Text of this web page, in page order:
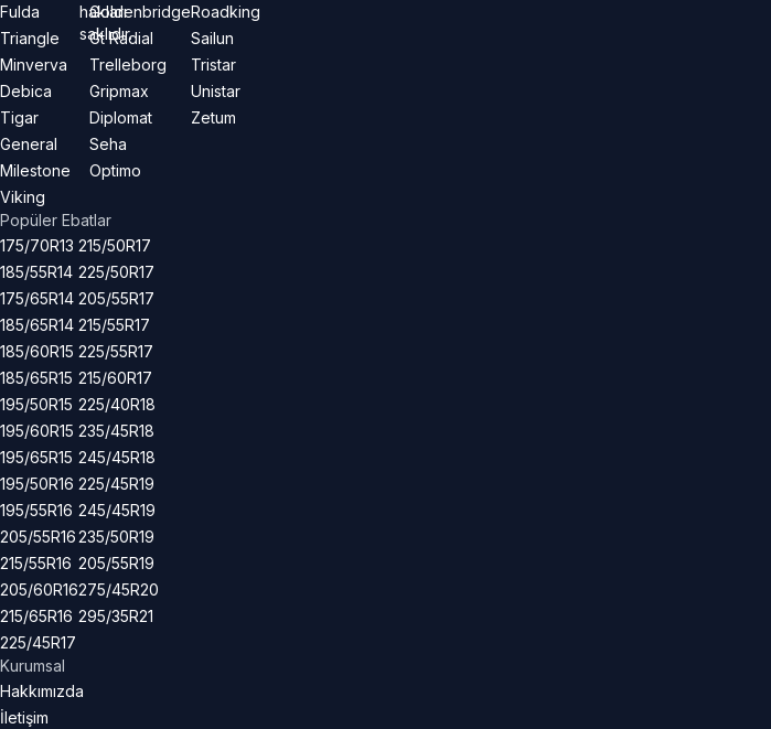
Fulda
Triangle
Minverva
Debica
Tigar
General
Milestone
Viking
Goldenbridge
Gt Radial
Trelleborg
Gripmax
Diplomat
Seha
Optimo
Roadking
Sailun
Tristar
Unistar
Zetum
Popüler Ebatlar
175/70R13
185/55R14
175/65R14
185/65R14
185/60R15
185/65R15
195/50R15
195/60R15
195/65R15
195/50R16
195/55R16
205/55R16
215/55R16
205/60R16
215/65R16
225/45R17
215/50R17
225/50R17
205/55R17
215/55R17
225/55R17
215/60R17
225/40R18
235/45R18
245/45R18
225/45R19
245/45R19
235/50R19
205/55R19
275/45R20
295/35R21
Kurumsal
Hakkımızda
İletişim
hakları
saklıdır.